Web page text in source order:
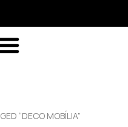
“DECO MOBÍLIA”